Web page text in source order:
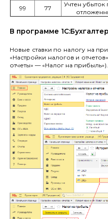
99
77
Учтен убыток
В программе
Новые ставки по налогу на
«Настройки налогов и
отчеты» — «Налог на прибыль»).